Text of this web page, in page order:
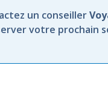
un conseiller
votre prochain